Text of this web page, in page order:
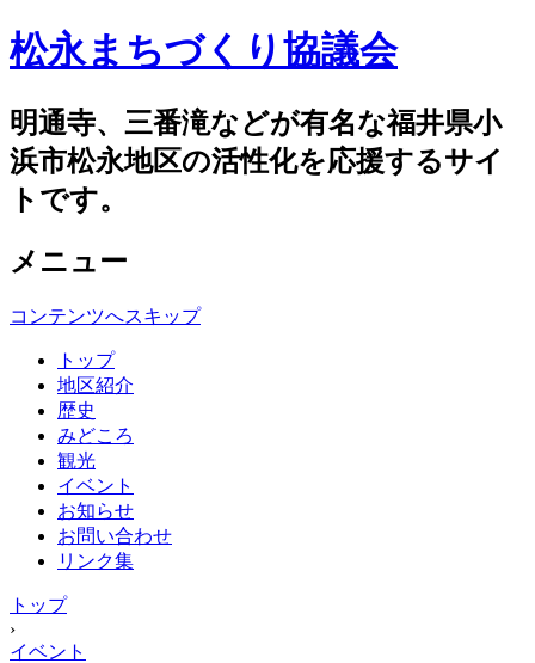
松永まちづくり協議会
明通寺、三番滝などが有名な福井県小
浜市松永地区の活性化を応援するサイ
トです。
メニュー
コンテンツへスキップ
トップ
地区紹介
歴史
みどころ
観光
イベント
お知らせ
お問い合わせ
リンク集
トップ
›
イベント